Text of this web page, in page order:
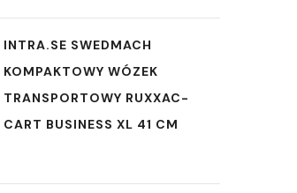
INTRA.SE SWEDMACH
KOMPAKTOWY WÓZEK
TRANSPORTOWY RUXXAC-
CART BUSINESS XL 41 CM